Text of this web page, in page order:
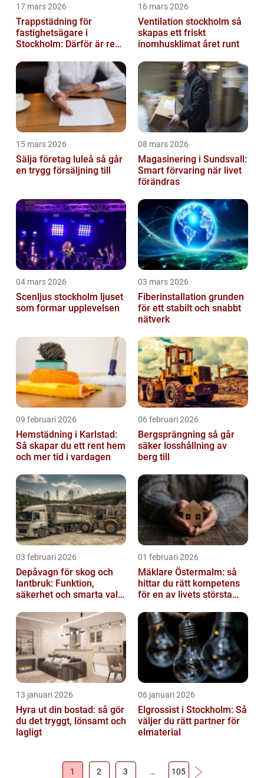
17 mars 2026
Trappstädning för
fastighetsägare i
Stockholm: Därför är rena
investering
16 mars 2026
Ventilation stockholm så
skapas ett friskt
inomhusklimat året runt
15 mars 2026
Sälja företag luleå så går
en trygg försäljning till
08 mars 2026
Magasinering i Sundsvall:
Smart förvaring när livet
förändras
04 mars 2026
Scenljus stockholm ljuset
som formar upplevelsen
03 mars 2026
Fiberinstallation grunden
för ett stabilt och snabbt
nätverk
09 februari 2026
Hemstädning i Karlstad:
Så skapar du ett rent hem
och mer tid i vardagen
06 februari 2026
Bergsprängning så går
säker losshållning av
berg till
03 februari 2026
Depåvagn för skog och
lantbruk: Funktion,
säkerhet och smarta val
01 februari 2026
Mäklare Östermalm: så
hittar du rätt kompetens
för en av livets största
13 januari 2026
Hyra ut din bostad: så gör
du det tryggt, lönsamt och
lagligt
06 januari 2026
Elgrossist i Stockholm: Så
väljer du rätt partner för
elmaterial
1 2 3 … 105